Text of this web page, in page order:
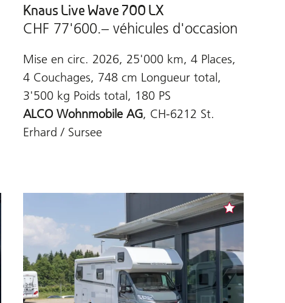
Knaus Live Wave 700 LX
CHF 77'600.– véhicules d'occasion
Mise en circ. 2026, 25'000 km, 4 Places,
4 Couchages, 748 cm Longueur total,
3'500 kg Poids total, 180 PS
ALCO Wohnmobile AG, CH-6212 St.
Erhard / Sursee